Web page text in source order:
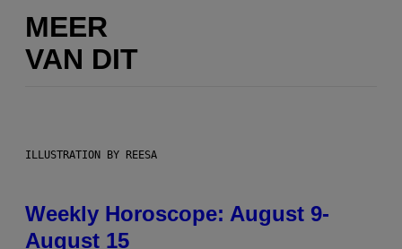
MEER
VAN DIT
ILLUSTRATION BY REESA
Weekly Horoscope: August 9-
August 15